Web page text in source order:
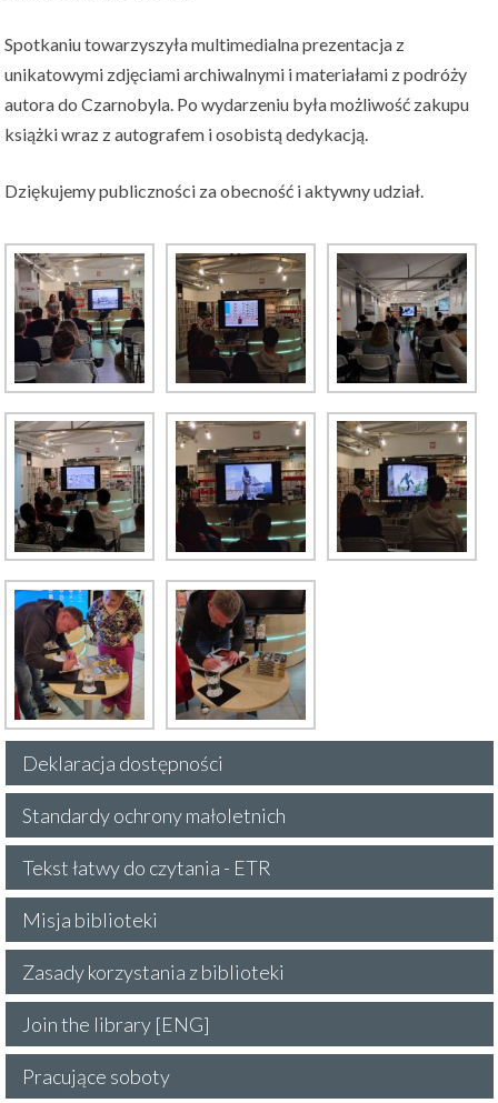
Spotkaniu towarzyszyła multimedialna prezentacja z
unikatowymi zdjęciami archiwalnymi i materiałami z podróży
autora do Czarnobyla. Po wydarzeniu była możliwość zakupu
książki wraz z autografem i osobistą dedykacją.
Dziękujemy publiczności za obecność i aktywny udział.
Deklaracja dostępności
Standardy ochrony małoletnich
Tekst łatwy do czytania - ETR
Misja biblioteki
Zasady korzystania z biblioteki
Join the library [ENG]
Pracujące soboty